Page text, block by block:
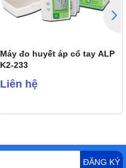
Máy đo huyết áp cổ tay ALP
K2-233
Liên hệ
ĐĂNG KÝ